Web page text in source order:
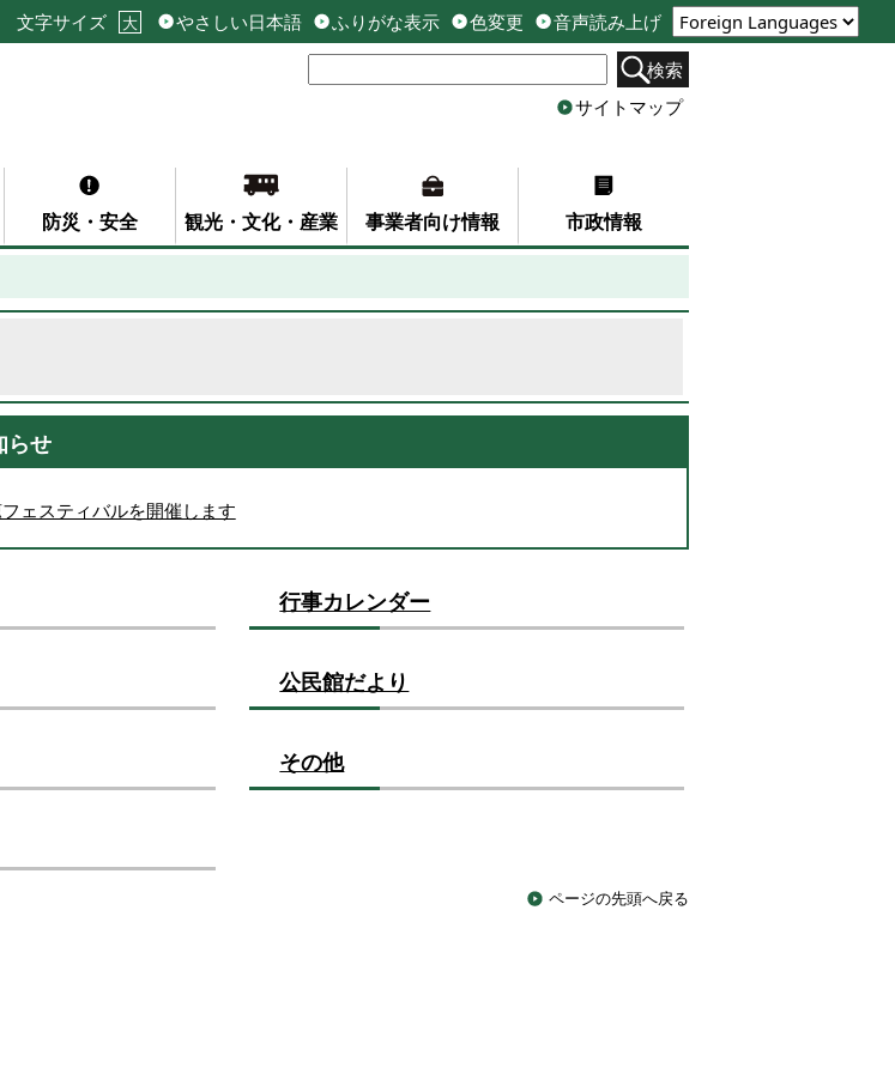
文字サイズ 大 やさしい日本語 ふりがな表示 色変更
音声読み上げ
検索
サイトマップ
防災・安全 観光・文化・産業 事業者向け情報 市政情報
らせ
ェスティバルを開催します
行事カレンダー
公民館だより
その他
ページの先頭へ戻る